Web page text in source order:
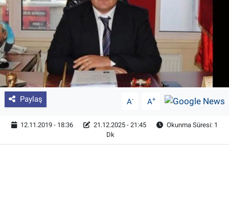
Paylaş A- A+
12.11.2019 - 18:36 21.12.2025 - 21:45
Okunma Süresi: 1
Dk
Yetiştirici Soruyor
Dünyada Tarım
Üretici Birlikleri
Şeker ve Şekerli Mamüller
Tahıllar ve Baklagiller